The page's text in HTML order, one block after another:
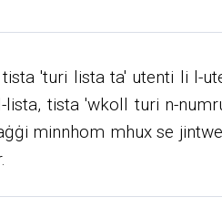
'turi lista ta' utenti li l-
lista, tista 'wkoll turi n-
minnhom mhux se